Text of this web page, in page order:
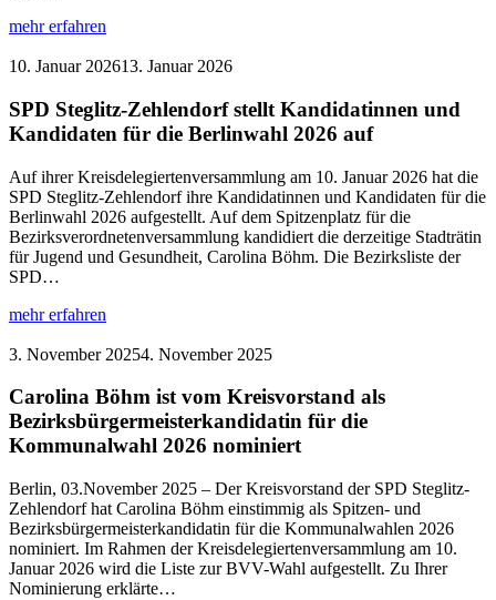
mehr erfahren
Golm
Ruppert
Stüwe
als
bestätigt
10. Januar 202613. Januar 2026
SPD Steglitz-Zehlendorf stellt Kandidatinnen und
Kandidaten für die Berlinwahl 2026 auf
Auf ihrer Kreisdelegiertenversammlung am 10. Januar 2026 hat die
SPD Steglitz-Zehlendorf ihre Kandidatinnen und Kandidaten für die
Berlinwahl 2026 aufgestellt. Auf dem Spitzenplatz für die
Bezirksverordnetenversammlung kandidiert die derzeitige Stadträtin
für Jugend und Gesundheit, Carolina Böhm. Die Bezirksliste der
SPD…
mehr erfahren
Steglitz-
stellt
Kandidatinnen
und
Kandidaten
die
Berlinwahl
2026
auf
3. November 20254. November 2025
Carolina Böhm ist vom Kreisvorstand als
Bezirksbürgermeisterkandidatin für die
Kommunalwahl 2026 nominiert
Berlin, 03.November 2025 – Der Kreisvorstand der SPD Steglitz-
Zehlendorf hat Carolina Böhm einstimmig als Spitzen- und
Bezirksbürgermeisterkandidatin für die Kommunalwahlen 2026
nominiert. Im Rahmen der Kreisdelegiertenversammlung am 10.
Januar 2026 wird die Liste zur BVV-Wahl aufgestellt. Zu Ihrer
Nominierung erklärte…